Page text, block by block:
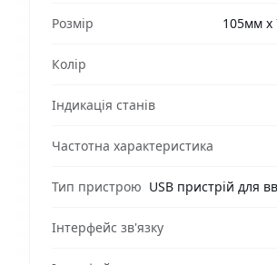
Розмір 105мм
Колір
Індикація станів
Частотна характеристика
Тип пристрою USB пристрій для
Інтерфейс зв'язку